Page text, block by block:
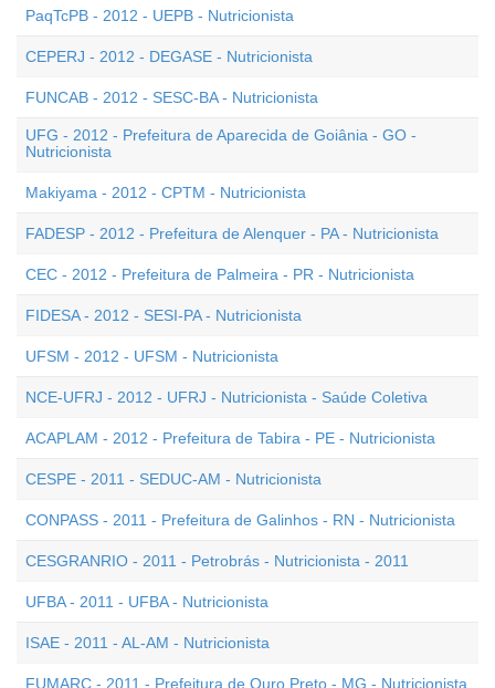
PaqTcPB - 2012 - UEPB - Nutricionista
CEPERJ - 2012 - DEGASE - Nutricionista
FUNCAB - 2012 - SESC-BA - Nutricionista
UFG - 2012 - Prefeitura de Aparecida de Goiânia - GO -
Nutricionista
Makiyama - 2012 - CPTM - Nutricionista
FADESP - 2012 - Prefeitura de Alenquer - PA - Nutricionista
CEC - 2012 - Prefeitura de Palmeira - PR - Nutricionista
FIDESA - 2012 - SESI-PA - Nutricionista
UFSM - 2012 - UFSM - Nutricionista
NCE-UFRJ - 2012 - UFRJ - Nutricionista - Saúde Coletiva
ACAPLAM - 2012 - Prefeitura de Tabira - PE - Nutricionista
CESPE - 2011 - SEDUC-AM - Nutricionista
CONPASS - 2011 - Prefeitura de Galinhos - RN - Nutricionista
CESGRANRIO - 2011 - Petrobrás - Nutricionista - 2011
UFBA - 2011 - UFBA - Nutricionista
ISAE - 2011 - AL-AM - Nutricionista
FUMARC - 2011 - Prefeitura de Ouro Preto - MG - Nutricionista